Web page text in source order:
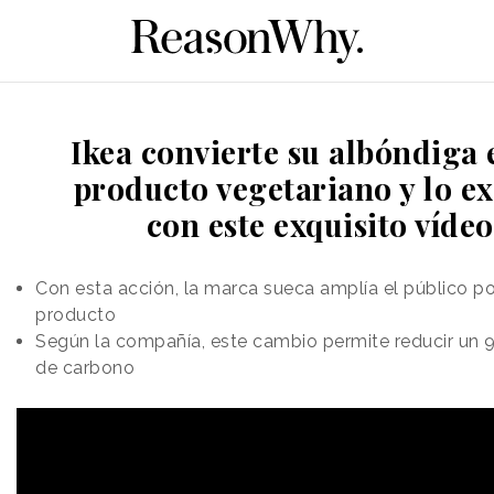
Ikea convierte su albóndiga
producto vegetariano y lo
con este exquisito vídeo
Con esta acción, la marca sueca amplía el público
producto
Según la compañía, este cambio permite reducir un
de carbono